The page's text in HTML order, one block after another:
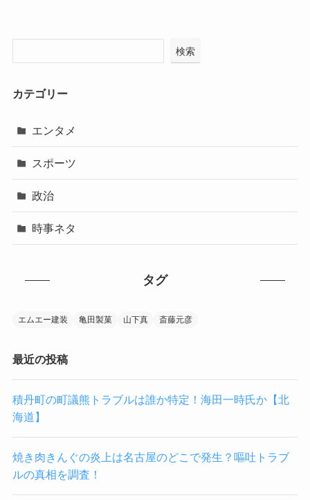
検索
カテゴリー
エンタメ
スポーツ
政治
時事ネタ
タグ
エムエー建装 亀田製菓 山下真 斎藤元彦
最近の投稿
積丹町の町議熊トラブルは誰か特定！海田一時氏か【北
海道】
焼き肉きんぐの炎上は名古屋のどこで発生？嘔吐トラブ
ルの真相を調査！